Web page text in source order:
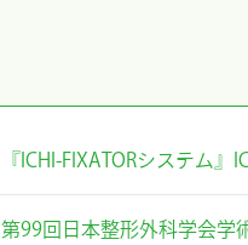
『ICHI-FIXATORシステム
第99回日本整形外科学会学